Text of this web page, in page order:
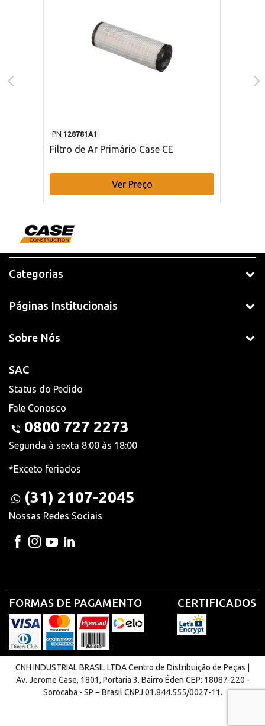
PN 128781A1
Filtro de Ar Primário Case CE
Ver Preço
Categorias
Páginas Institucionais
Sobre Nós
SAC
Status do Pedido
Fale Conosco
0800 727 2273
Segunda à sexta 8:00 às 18:00
*Exceto feriados
(31) 2107-2045
Nossas Redes Sociais
FORMAS DE PAGAMENTO CERTIFICADOS
CNH INDUSTRIAL BRASIL LTDA Centro de Distribuição de Peças |
Av. Jerome Case, 1801, Portaria 3. Bairro Éden CEP: 18087-220 -
Sorocaba - SP − Brasil CNPJ 01.844.555/0027-11.